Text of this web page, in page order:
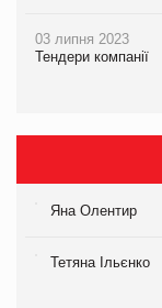
03 липня 2023
Тендери компанії
Яна Олентир
Тетяна Ільєнко